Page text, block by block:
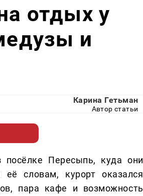
отдых у
и
Карина Гетьман
Автор статьи
посёлке Пересыпь, куда они
её словам, курорт оказался
пара кафе и возможность